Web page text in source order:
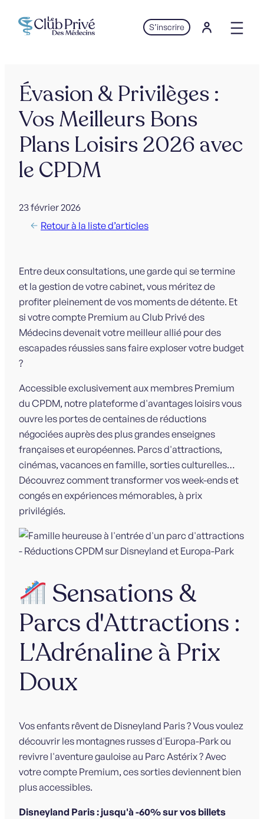
S’inscrire
Évasion & Privilèges :
Vos Meilleurs Bons
Plans Loisirs 2026 avec
le CPDM
23 février 2026
Retour à la liste d’articles
Entre deux consultations, une garde qui se termine
et la gestion de votre cabinet, vous méritez de
profiter pleinement de vos moments de détente. Et
si votre compte Premium au Club Privé des
Médecins devenait votre meilleur allié pour des
escapades réussies sans faire exploser votre budget
?
Accessible exclusivement aux membres Premium
du CPDM, notre plateforme d'avantages loisirs vous
ouvre les portes de centaines de réductions
négociées auprès des plus grandes enseignes
françaises et européennes. Parcs d'attractions,
cinémas, vacances en famille, sorties culturelles…
Découvrez comment transformer vos week-ends et
congés en expériences mémorables, à prix
privilégiés.
Sensations &
Parcs d'Attractions :
L'Adrénaline à Prix
Doux
Vos enfants rêvent de Disneyland Paris ? Vous voulez
découvrir les montagnes russes d'Europa-Park ou
revivre l'aventure gauloise au Parc Astérix ? Avec
votre compte Premium, ces sorties deviennent bien
plus accessibles.
Disneyland Paris : jusqu'à -60% sur vos billets